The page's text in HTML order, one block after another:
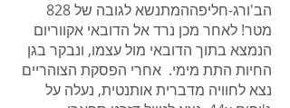
הב'ורג-חליפההמתנשא לגובה של 828
מטר! לאחר מכן נרד אל הדובאי אקווריום
הנמצא בתוך הדובאי מול עצמו, ונבקר בגן
החיות התת מימי. אחרי הפסקת הצוהריים
נצא לחוויה מדברית אותנטית, נעלה על